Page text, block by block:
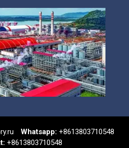
Whatsapp: +8613803710548
+8613803710548